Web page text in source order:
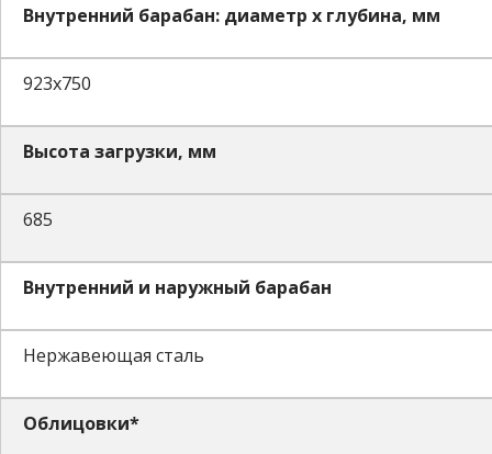
Внутренний барабан: диаметр х глубина, мм
923х750
Высота загрузки, мм
685
Внутренний и наружный барабан
Нержавеющая сталь
Облицовки*